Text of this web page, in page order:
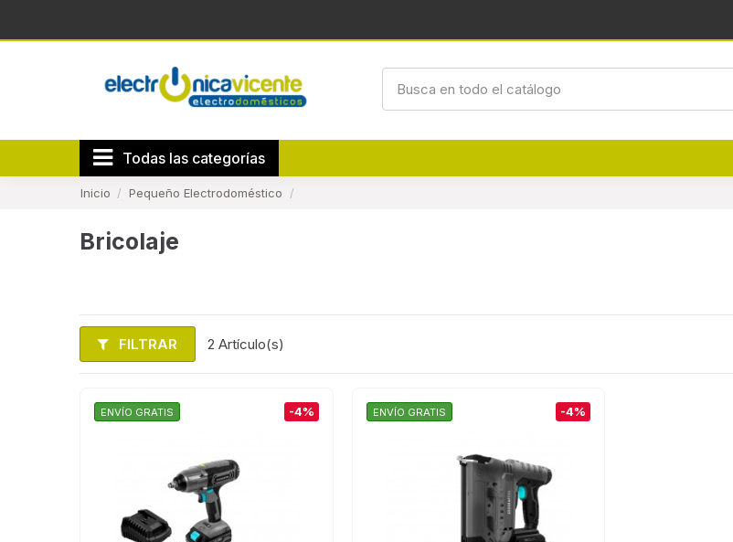
Todas las categorías
Inicio Pequeño Electrodoméstico
Bricolaje
FILTRAR 2 Artículo(s)
ENVÍO GRATIS -4% ENVÍO GRATIS -4%